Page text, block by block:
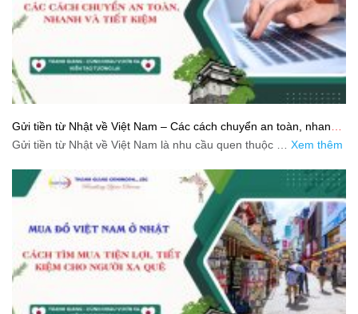
Gửi tiền từ Nhật về Việt Nam – Các cách chuyển an toàn, nhanh
và tiết kiệm
Gửi tiền từ Nhật về Việt Nam là nhu cầu quen thuộc … Xem thêm